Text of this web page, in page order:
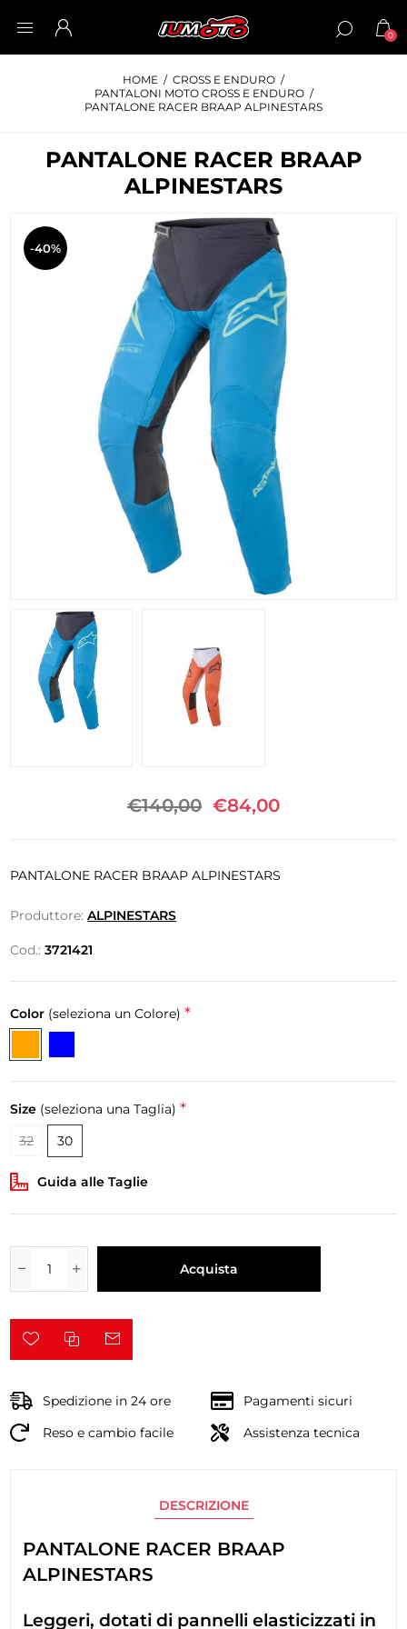
0
HOME / CROSS E ENDURO /
PANTALONI MOTO CROSS E ENDURO /
PANTALONE RACER BRAAP ALPINESTARS
PANTALONE RACER BRAAP
ALPINESTARS
-40%
€140,00 €84,00
PANTALONE RACER BRAAP ALPINESTARS
Produttore: ALPINESTARS
Cod.: 3721421
Color (seleziona un Colore) *
Size (seleziona una Taglia) *
32 30
Guida alle Taglie
Acquista
Spedizione in 24 ore
Pagamenti sicuri
Reso e cambio facile
Assistenza tecnica
DESCRIZIONE
PANTALONE RACER BRAAP
ALPINESTARS
Leggeri, dotati di pannelli elasticizzati in